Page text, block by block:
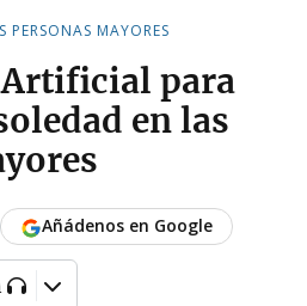
MAYORES
para
en las
Añádenos en Google